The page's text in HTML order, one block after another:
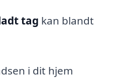
tag kan blandt
i dit hjem